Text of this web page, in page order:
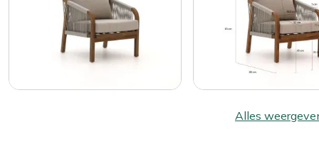
Alles